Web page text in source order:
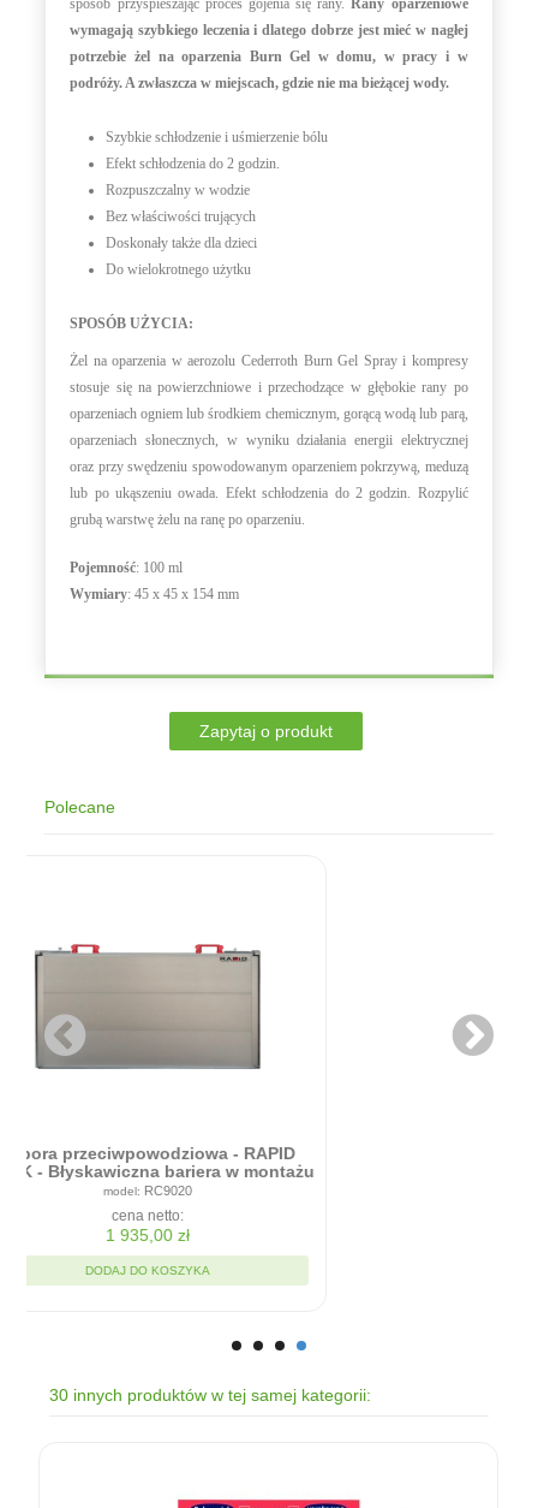
sposób przyspieszając proces gojenia się rany.Rany oparzeniowe
wymagają szybkiego leczenia i dlatego dobrze jest mieć w nagłej
potrzebie żel na oparzenia Burn Gel w domu, w pracy i w
podróży. A zwłaszcza w miejscach, gdzie nie ma bieżącej wody.
Szybkie schłodzenie i uśmierzenie bólu
Efekt schłodzenia do 2 godzin.
Rozpuszczalny w wodzie
Bez właściwości trujących
Doskonały także dla dzieci
Do wielokrotnego użytku
SPOSÓB UŻYCIA:
Żel na oparzenia w aerozolu Cederroth Burn Gel Spray i kompresy
stosuje się na powierzchniowe i przechodzące w głębokie rany po
oparzeniach ogniem lub środkiem chemicznym, gorącą wodą lub parą,
oparzeniach słonecznych, w wyniku działania energii elektrycznej
oraz przy swędzeniu spowodowanym oparzeniem pokrzywą, meduzą
lub po ukąszeniu owada. Efekt schłodzenia do 2 godzin. Rozpylić
grubą warstwę żelu na ranę po oparzeniu.
Pojemność: 100 ml
Wymiary: 45 x 45 x 154 mm
Polecane
przeciwpowodziowa - RAPID
- Błyskawiczna bariera w montażu
90cm x 20cm
RC9020
cena netto:
1 935,00 zł
DODAJ DO KOSZYKA
30 innych produktów w tej samej kategorii: